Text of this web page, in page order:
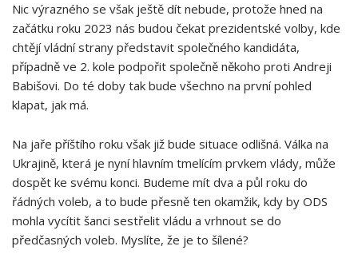
Nic výrazného se však ještě dít nebude, protože hned na
začátku roku 2023 nás budou čekat prezidentské volby, kde
chtějí vládní strany představit společného kandidáta,
případně ve 2. kole podpořit společně někoho proti Andreji
Babišovi. Do té doby tak bude všechno na první pohled
klapat, jak má.
Na jaře příštího roku však již bude situace odlišná. Válka na
Ukrajině, která je nyní hlavním tmelícím prvkem vlády, může
dospět ke svému konci. Budeme mít dva a půl roku do
řádných voleb, a to bude přesně ten okamžik, kdy by ODS
mohla vycítit šanci sestřelit vládu a vrhnout se do
předčasných voleb. Myslíte, že je to šílené?